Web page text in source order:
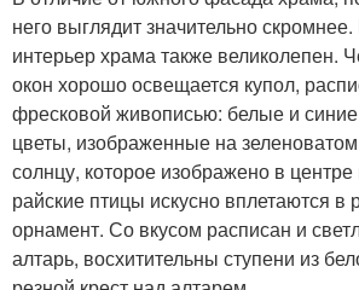
него выглядит значительно
интерьер храма также великолепен.
окон хорошо освещается купол,
фресковой живописью: белые и
цветы, изображенные на
солнцу, которое изображено в
райские птицы искусно вплетаются в
орнамент. Со вкусом расписан и
алтарь, восхитительны ступени из